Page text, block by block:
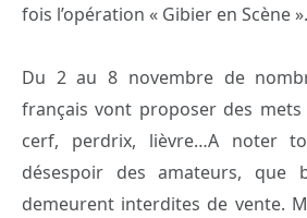
fois l’opération « Gibier en Scène ».
Du 2 au 8 novembre de
français vont proposer des mets
cerf, perdrix, lièvre…A noter
désespoir des amateurs, que
demeurent interdites de vente.